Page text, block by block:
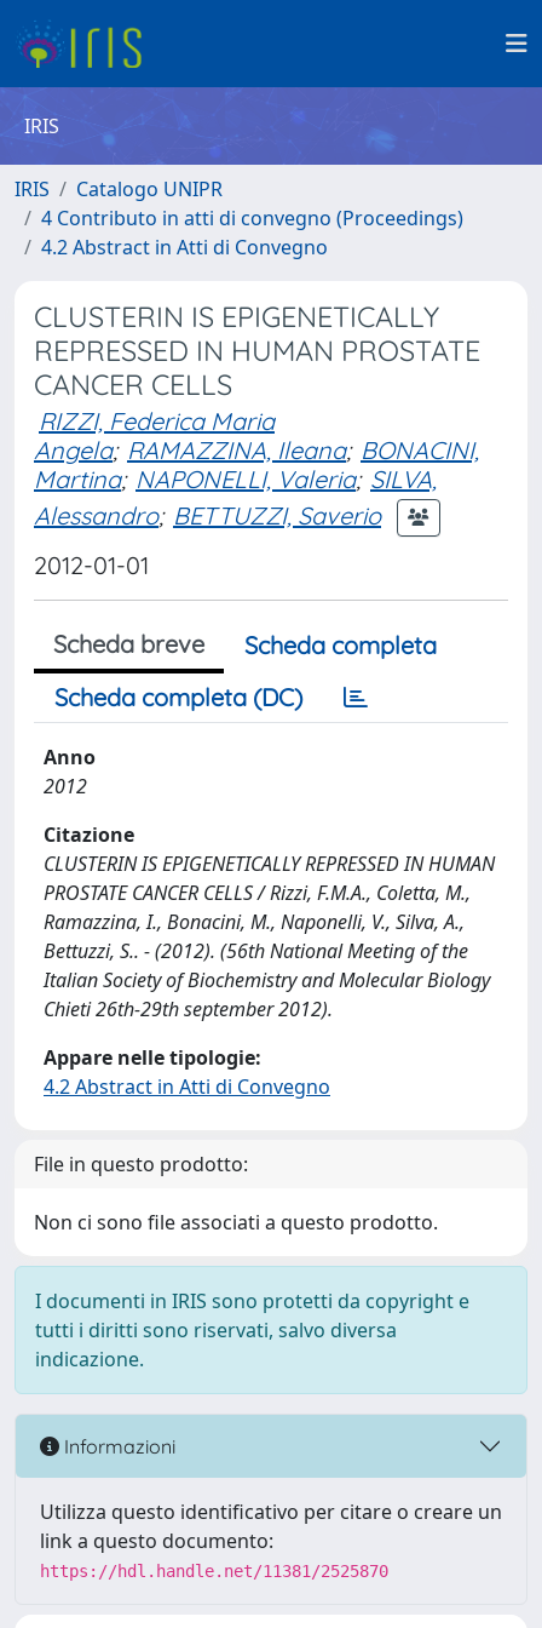
IRIS
IRIS
Catalogo UNIPR
4 Contributo in atti di convegno (Proceedings)
4.2 Abstract in Atti di Convegno
CLUSTERIN IS EPIGENETICALLY
REPRESSED IN HUMAN PROSTATE
CANCER CELLS
RIZZI, Federica Maria
Angela; RAMAZZINA, Ileana; BONACINI,
Martina; NAPONELLI, Valeria; SILVA,
Alessandro; BETTUZZI, Saverio
2012-01-01
Scheda breve
Scheda completa
Scheda completa (DC)
Anno
2012
Citazione
CLUSTERIN IS EPIGENETICALLY REPRESSED IN HUMAN
PROSTATE CANCER CELLS / Rizzi, F.M.A., Coletta, M.,
Ramazzina, I., Bonacini, M., Naponelli, V., Silva, A.,
Bettuzzi, S.. - (2012). (56th National Meeting of the
Italian Society of Biochemistry and Molecular Biology
Chieti 26th-29th september 2012).
Appare nelle tipologie:
4.2 Abstract in Atti di Convegno
File in questo prodotto:
Non ci sono file associati a questo prodotto.
I documenti in IRIS sono protetti da copyright e
tutti i diritti sono riservati, salvo diversa
indicazione.
Informazioni
Utilizza questo identificativo per citare o creare un
link a questo documento:
https://hdl.handle.net/11381/2525870